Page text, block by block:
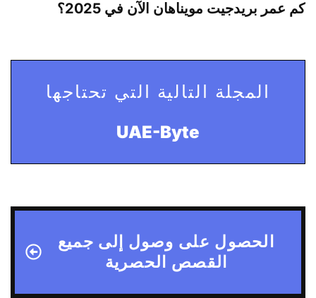
كم عمر بريدجيت مويناهان الآن في 2025؟
المجلة التالية التي تحتاجها
UAE-Byte
الحصول على وصول إلى جميع
القصص الحصرية